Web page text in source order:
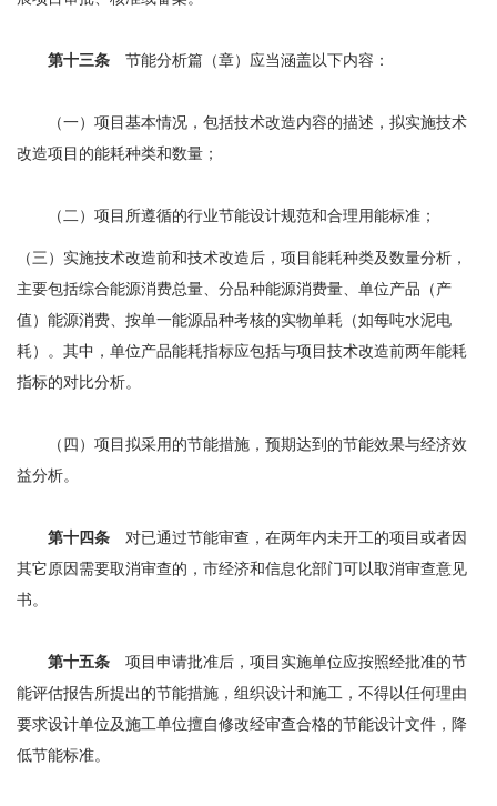
第十三条 节能分析篇（章）应当涵盖以下内容：
（一）项目基本情况，包括技术改造内容的描述，拟实施技术
改造项目的能耗种类和数量；
（二）项目所遵循的行业节能设计规范和合理用能标准；
（三）实施技术改造前和技术改造后，项目能耗种类及数量分析，
主要包括综合能源消费总量、分品种能源消费量、单位产品（产
值）能源消费、按单一能源品种考核的实物单耗（如每吨水泥电
耗）。其中，单位产品能耗指标应包括与项目技术改造前两年能耗
指标的对比分析。
（四）项目拟采用的节能措施，预期达到的节能效果与经济效
益分析。
第十四条 对已通过节能审查，在两年内未开工的项目或者因
其它原因需要取消审查的，市经济和信息化部门可以取消审查意见
书。
第十五条 项目申请批准后，项目实施单位应按照经批准的节
能评估报告所提出的节能措施，组织设计和施工，不得以任何理由
要求设计单位及施工单位擅自修改经审查合格的节能设计文件，降
低节能标准。